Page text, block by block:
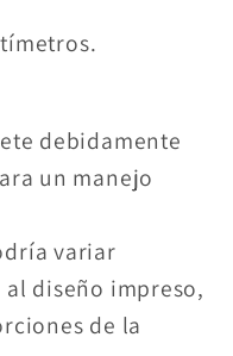
debidamente
un manejo
variar
diseño impreso,
de la